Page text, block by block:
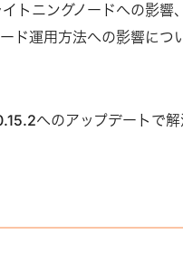
トニングノードへの影響
ド運用方法への影響につ
へのアップデートで解